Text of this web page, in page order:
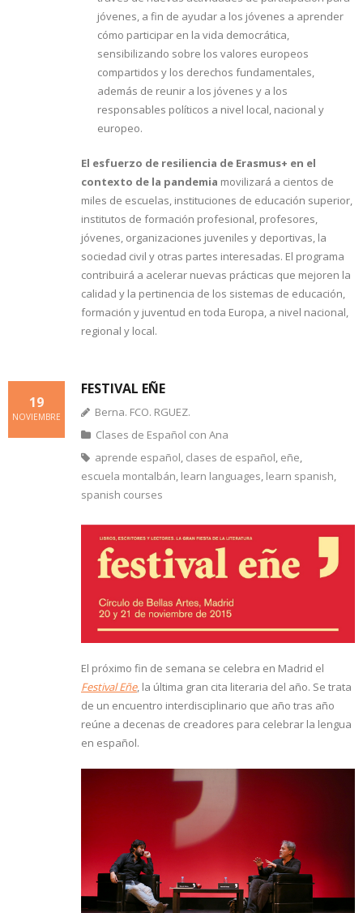
jóvenes, a fin de ayudar a los jóvenes a aprender
cómo participar en la vida democrática,
sensibilizando sobre los valores europeos
compartidos y los derechos fundamentales,
además de reunir a los jóvenes y a los
responsables políticos a nivel local, nacional y
europeo.
El esfuerzo de resiliencia de Erasmus+ en el
contexto de la pandemia movilizará a cientos de
miles de escuelas, instituciones de educación superior,
institutos de formación profesional, profesores,
jóvenes, organizaciones juveniles y deportivas, la
sociedad civil y otras partes interesadas. El programa
contribuirá a acelerar nuevas prácticas que mejoren la
calidad y la pertinencia de los sistemas de educación,
formación y juventud en toda Europa, a nivel nacional,
regional y local.
FESTIVAL EÑE
19
NOVIEMBRE
Berna. FCO. RGUEZ.
Clases de Español con Ana
aprende español, clases de español, eñe,
escuela montalbán, learn languages, learn spanish,
spanish courses
El próximo fin de semana se celebra en Madrid el
Festival Eñe, la última gran cita literaria del año. Se trata
de un encuentro interdisciplinario que año tras año
reúne a decenas de creadores para celebrar la lengua
en español.